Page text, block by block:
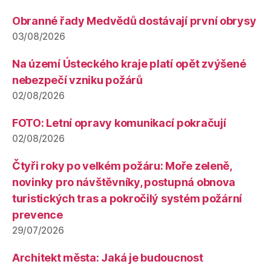
Obranné řady Medvědů dostávají první obrysy
03/08/2026
Na území Ústeckého kraje platí opět zvýšené
nebezpečí vzniku požárů
02/08/2026
FOTO: Letní opravy komunikací pokračují
02/08/2026
Čtyři roky po velkém požáru: Moře zeleně,
novinky pro návštěvníky, postupná obnova
turistických tras a pokročilý systém požární
prevence
29/07/2026
Architekt města: Jaká je budoucnost